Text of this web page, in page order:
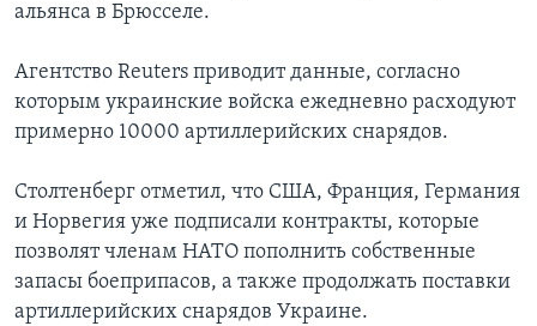
альянса в Брюсселе.
Агентство Reuters приводит данные, согласно
которым украинские войска ежедневно расходуют
примерно 10000 артиллерийских снарядов.
Столтенберг отметил, что США, Франция, Германия
и Норвегия уже подписали контракты, которые
позволят членам НАТО пополнить собственные
запасы боеприпасов, а также продолжать поставки
артиллерийских снарядов Украине.